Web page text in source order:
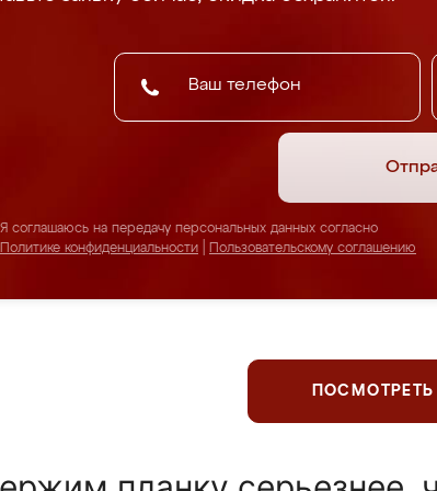
Я соглашаюсь на передачу персональных данных согласно
Политике конфиденциальности
Пользовательскому соглашению